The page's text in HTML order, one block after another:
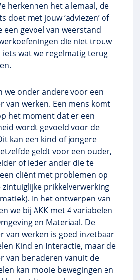
herkennen het allemaal, de
doet met jouw ‘adviezen’ of
een gevoel van weerstand
die niet trouw
iets wat we regelmatig terug
we onder andere voor een
van werken. Een mens komt
het moment dat er een
wordt gevoeld voor de
kan een kind of jongere
geldt voor een ouder,
of ieder ander die te
cliënt met problemen op
zintuiglijke prikkelverwerking
In het ontwerpen van
we bij AKK met 4 variabelen
en Materiaal. De
van werken is goed inzetbaar
Kind en Interactie, maar de
van benaderen vanuit de
kan mooie bewegingen en